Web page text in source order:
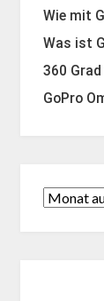
Wie mit
Was ist
360
GoPro